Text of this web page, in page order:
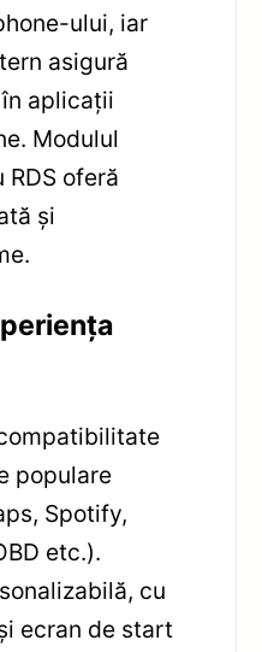
ului, iar
asigură
aplicații
Modulul
RDS oferă
și
populare
Spotify,
etc.).
cu
ecran de start